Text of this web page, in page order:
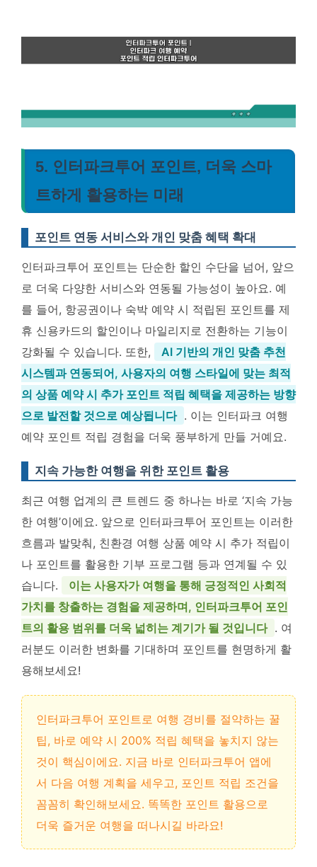
5. 인터파크투어 포인트, 더욱 스마
트하게 활용하는 미래
포인트 연동 서비스와 개인 맞춤 혜택 확대
인터파크투어 포인트는 단순한 할인 수단을 넘어, 앞으
로 더욱 다양한 서비스와 연동될 가능성이 높아요. 예
를 들어, 항공권이나 숙박 예약 시 적립된 포인트를 제
휴 신용카드의 할인이나 마일리지로 전환하는 기능이
강화될 수 있습니다. 또한,
AI 기반의 개인 맞춤 추천
시스템과 연동되어, 사용자의 여행 스타일에 맞는 최적
의 상품 예약 시 추가 포인트 적립 혜택을 제공하는 방향
으로 발전할 것으로 예상됩니다 . 이는 인터파크 여행
예약 포인트 적립 경험을 더욱 풍부하게 만들 거예요.
지속 가능한 여행을 위한 포인트 활용
최근 여행 업계의 큰 트렌드 중 하나는 바로 ‘지속 가능
한 여행’이에요. 앞으로 인터파크투어 포인트는 이러한
흐름과 발맞춰, 친환경 여행 상품 예약 시 추가 적립이
나 포인트를 활용한 기부 프로그램 등과 연계될 수 있
습니다.
이는 사용자가 여행을 통해 긍정적인 사회적
가치를 창출하는 경험을 제공하며, 인터파크투어 포인
트의 활용 범위를 더욱 넓히는 계기가 될 것입니다 . 여
러분도 이러한 변화를 기대하며 포인트를 현명하게 활
용해보세요!
인터파크투어 포인트로 여행 경비를 절약하는 꿀
팁, 바로 예약 시 200% 적립 혜택을 놓치지 않는
것이 핵심이에요. 지금 바로 인터파크투어 앱에
서 다음 여행 계획을 세우고, 포인트 적립 조건을
꼼꼼히 확인해보세요. 똑똑한 포인트 활용으로
더욱 즐거운 여행을 떠나시길 바라요!